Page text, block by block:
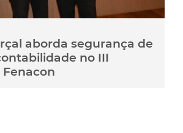
aborda segurança de
no III
Fenacon